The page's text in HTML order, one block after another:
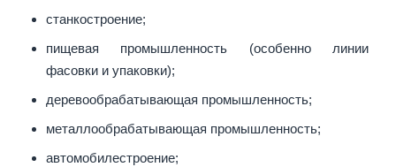
станкостроение;
пищевая промышленность (особенно линии
фасовки и упаковки);
деревообрабатывающая промышленность;
металлообрабатывающая промышленность;
автомобилестроение;